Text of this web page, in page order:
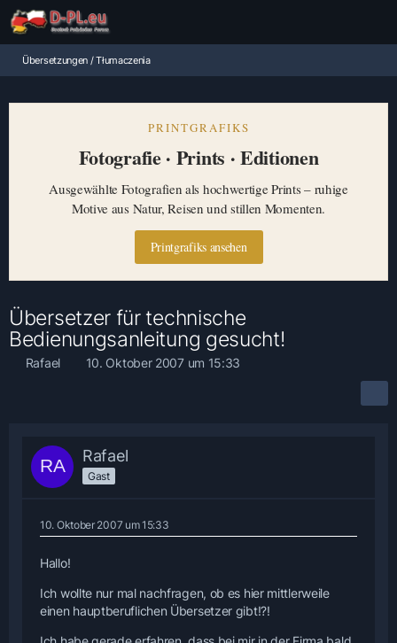
Übersetzungen / Tłumaczenia
PRINTGRAFIKS
Fotografie · Prints · Editionen
Ausgewählte Fotografien als hochwertige Prints – ruhige
Motive aus Natur, Reisen und stillen Momenten.
Printgrafiks ansehen
Übersetzer für technische
Bedienungsanleitung gesucht!
Rafael 10. Oktober 2007 um 15:33
Rafael
Gast
10. Oktober 2007 um 15:33
Hallo!
Ich wollte nur mal nachfragen, ob es hier mittlerweile
einen hauptberuflichen Übersetzer gibt!?!